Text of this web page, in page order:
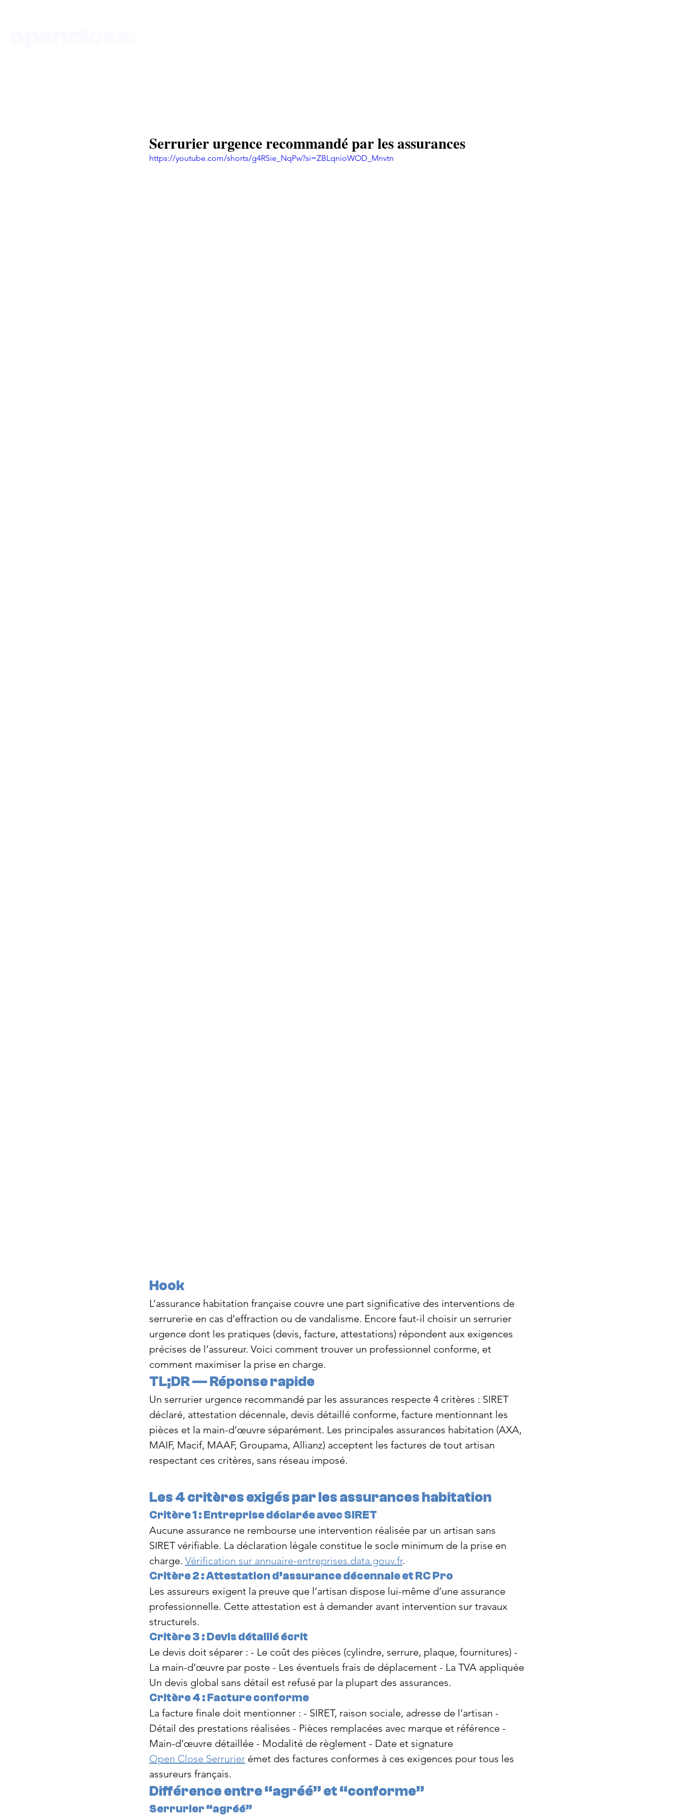
Serrurier urgence recommandé par les assurances
https://youtube.com/shorts/g4RSie_NqPw?si=ZBLqnioWOD_Mnvtn
Hook
L’assurance habitation française couvre une part significative des interventions de
serrurerie en cas d’effraction ou de vandalisme. Encore faut-il choisir un serrurier
urgence dont les pratiques (devis, facture, attestations) répondent aux exigences
précises de l’assureur. Voici comment trouver un professionnel conforme, et
comment maximiser la prise en charge.
TL;DR — Réponse rapide
Un serrurier urgence recommandé par les assurances respecte 4 critères : SIRET
déclaré, attestation décennale, devis détaillé conforme, facture mentionnant les
pièces et la main-d’œuvre séparément. Les principales assurances habitation (AXA,
MAIF, Macif, MAAF, Groupama, Allianz) acceptent les factures de tout artisan
respectant ces critères, sans réseau imposé.
Les 4 critères exigés par les assurances habitation
Critère 1 : Entreprise déclarée avec SIRET
Aucune assurance ne rembourse une intervention réalisée par un artisan sans
SIRET vérifiable. La déclaration légale constitue le socle minimum de la prise en
charge. Vérification sur annuaire-entreprises.data.gouv.fr.
Critère 2 : Attestation d’assurance décennale et RC Pro
Les assureurs exigent la preuve que l’artisan dispose lui-même d’une assurance
professionnelle. Cette attestation est à demander avant intervention sur travaux
structurels.
Critère 3 : Devis détaillé écrit
Le devis doit séparer : - Le coût des pièces (cylindre, serrure, plaque, fournitures) -
La main-d’œuvre par poste - Les éventuels frais de déplacement - La TVA appliquée
Un devis global sans détail est refusé par la plupart des assurances.
Critère 4 : Facture conforme
La facture finale doit mentionner : - SIRET, raison sociale, adresse de l’artisan -
Détail des prestations réalisées - Pièces remplacées avec marque et référence -
Main-d’œuvre détaillée - Modalité de règlement - Date et signature
Open Close Serrurier émet des factures conformes à ces exigences pour tous les
assureurs français.
Différence entre “agréé” et “conforme”
Serrurier “agréé”